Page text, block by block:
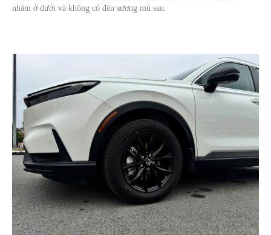
nhám ở dưới và không có đèn sương mù sau.